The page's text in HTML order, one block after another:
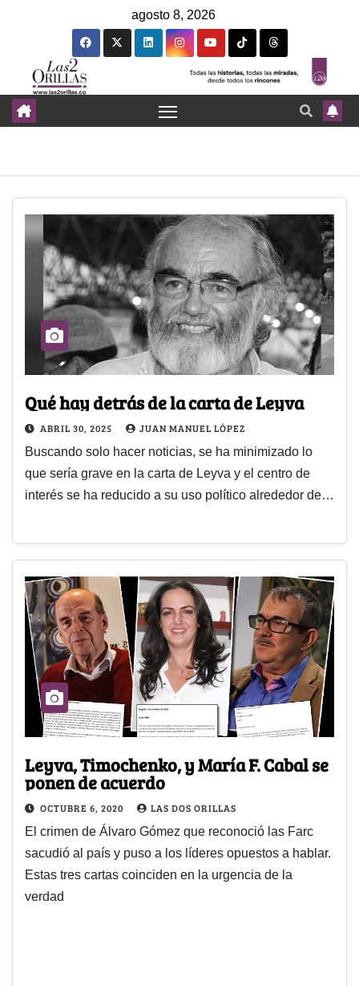
agosto 8, 2026
Qué hay detrás de la carta de Leyva
ABRIL 30, 2025 JUAN MANUEL LÓPEZ
Buscando solo hacer noticias, se ha minimizado lo
que sería grave en la carta de Leyva y el centro de
interés se ha reducido a su uso político alrededor de…
Leyva, Timochenko, y María F. Cabal se
ponen de acuerdo
OCTUBRE 6, 2020 LAS DOS ORILLAS
El crimen de Álvaro Gómez que reconoció las Farc
sacudió al país y puso a los líderes opuestos a hablar.
Estas tres cartas coinciden en la urgencia de la
verdad